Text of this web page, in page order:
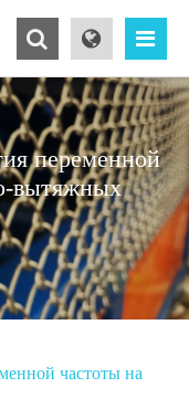
переменной
вытяжных
частоты на